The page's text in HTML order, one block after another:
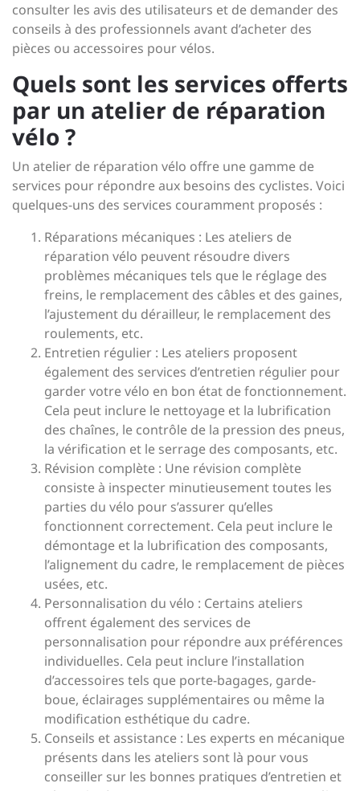
consulter les avis des utilisateurs et de demander des
conseils à des professionnels avant d’acheter des
pièces ou accessoires pour vélos.
Quels sont les services offerts
par un atelier de réparation
vélo ?
Un atelier de réparation vélo offre une gamme de
services pour répondre aux besoins des cyclistes. Voici
quelques-uns des services couramment proposés :
Réparations mécaniques : Les ateliers de
réparation vélo peuvent résoudre divers
problèmes mécaniques tels que le réglage des
freins, le remplacement des câbles et des gaines,
l’ajustement du dérailleur, le remplacement des
roulements, etc.
Entretien régulier : Les ateliers proposent
également des services d’entretien régulier pour
garder votre vélo en bon état de fonctionnement.
Cela peut inclure le nettoyage et la lubrification
des chaînes, le contrôle de la pression des pneus,
la vérification et le serrage des composants, etc.
Révision complète : Une révision complète
consiste à inspecter minutieusement toutes les
parties du vélo pour s’assurer qu’elles
fonctionnent correctement. Cela peut inclure le
démontage et la lubrification des composants,
l’alignement du cadre, le remplacement de pièces
usées, etc.
Personnalisation du vélo : Certains ateliers
offrent également des services de
personnalisation pour répondre aux préférences
individuelles. Cela peut inclure l’installation
d’accessoires tels que porte-bagages, garde-
boue, éclairages supplémentaires ou même la
modification esthétique du cadre.
Conseils et assistance : Les experts en mécanique
présents dans les ateliers sont là pour vous
conseiller sur les bonnes pratiques d’entretien et